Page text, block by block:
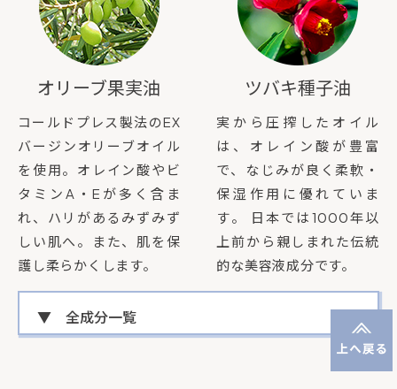
オリーブ果実油
コールドプレス製法のEX
バージンオリーブオイル
を使用。オレイン酸やビ
タミンA・Eが多く含ま
れ、ハリがあるみずみず
しい肌へ。また、肌を保
護し柔らかくします。
ツバキ種子油
実から圧搾したオイル
は、オレイン酸が豊富
で、なじみが良く柔軟・
保湿作用に優れていま
す。 日本では1000年以
上前から親しまれた伝統
的な美容液成分です。
▼ 全成分一覧